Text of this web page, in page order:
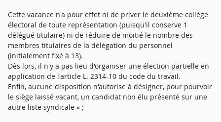
Cette vacance n'a pour effet ni de priver le deuxième collège
électoral de toute représentation (puisqu'il conserve 1
délégué titulaire) ni de réduire de moitié le nombre des
membres titulaires de la délégation du personnel
(initialement fixé à 13).
Dès lors, il n'y a pas lieu d'organiser une élection partielle en
application de l'article L. 2314-10 du code du travail.
Enfin, aucune disposition n'autorise à désigner, pour pourvoir
le siège laissé vacant, un candidat non élu présenté sur une
autre liste syndicale » ;